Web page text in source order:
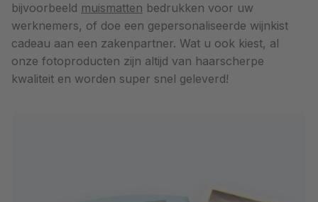
bijvoorbeeld muismatten bedrukken voor uw
werknemers, of doe een gepersonaliseerde wijnkist
cadeau aan een zakenpartner. Wat u ook kiest, al
onze fotoproducten zijn altijd van haarscherpe
kwaliteit en worden super snel geleverd!